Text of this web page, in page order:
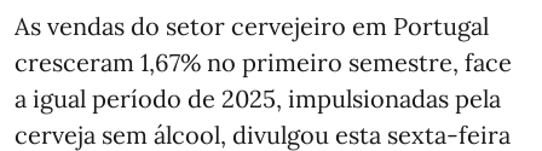
As vendas do setor cervejeiro em Portugal
cresceram 1,67% no primeiro semestre, face
a igual período de 2025, impulsionadas pela
cerveja sem álcool, divulgou esta sexta-feira